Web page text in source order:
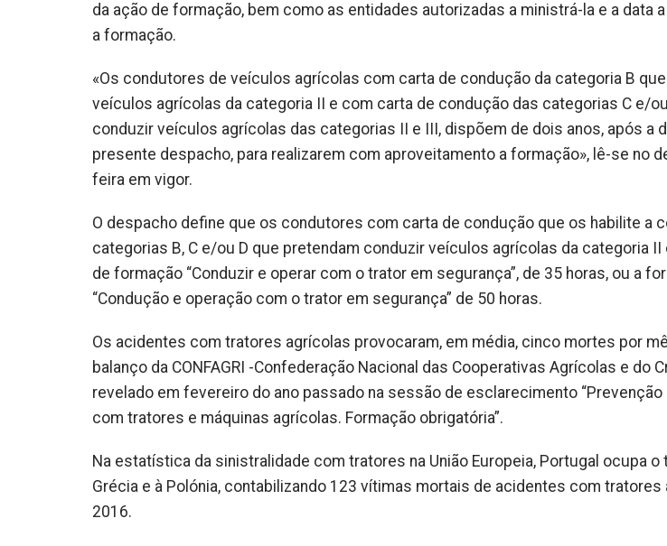
da ação de formação, bem como as entidades autorizadas a ministrá-la e a data
a formação.
«Os condutores de veículos agrícolas com carta de condução da categoria B
veículos agrícolas da categoria II e com carta de condução das categorias C e/
conduzir veículos agrícolas das categorias II e III, dispõem de dois anos, após a
presente despacho, para realizarem com aproveitamento a formação», lê-se no
feira em vigor.
O despacho define que os condutores com carta de condução que os habilite a
categorias B, C e/ou D que pretendam conduzir veículos agrícolas da categoria II
de formação “Conduzir e operar com o trator em segurança”, de 35 horas, ou a
“Condução e operação com o trator em segurança” de 50 horas.
Os acidentes com tratores agrícolas provocaram, em média, cinco mortes por
balanço da CONFAGRI -Confederação Nacional das Cooperativas Agrícolas e do
revelado em fevereiro do ano passado na sessão de esclarecimento
com tratores e máquinas agrícolas. Formação obrigatória”.
Na estatística da sinistralidade com tratores na União Europeia, Portugal ocupa o
Grécia e à Polónia, contabilizando 123 vítimas mortais de acidentes com
2016.